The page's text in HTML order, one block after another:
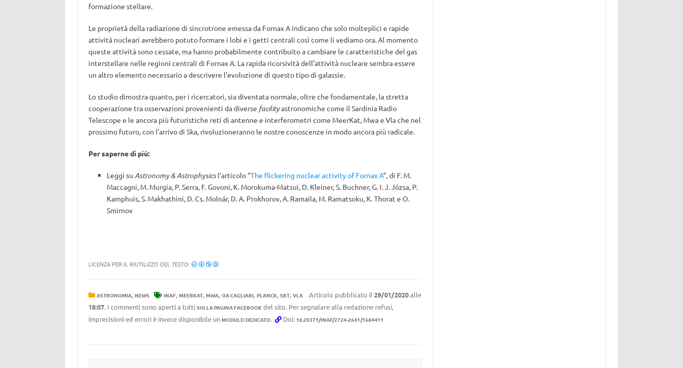
formazione stellare.
Le proprietà della radiazione di sincrotrone emessa da Fornax A indicano che solo molteplici e rapide
attività nucleari avrebbero potuto formare i lobi e i getti centrali così come li vediamo ora. Al momento
queste attività sono cessate, ma hanno probabilmente contribuito a cambiare le caratteristiche del gas
interstellare nelle regioni centrali di Fornax A. La rapida ricorsività dell’attività nucleare sembra essere
un altro elemento necessario a descrivere l’evoluzione di questo tipo di galassie.
Lo studio dimostra quanto, per i ricercatori, sia diventata normale, oltre che fondamentale, la stretta
cooperazione tra osservazioni provenienti da diverse facilityastronomiche come il Sardinia Radio
Telescope e le ancora più futuristiche reti di antenne e interferometri come MeerKat, Mwa e Vla che nel
prossimo futuro, con l’arrivo di Ska, rivoluzioneranno le nostre conoscenze in modo ancora più radicale.
Per saperne di più:
Leggi su Astronomy & Astrophysicsl’articolo “The flickering nuclear activity of Fornax A”, di F. M.
Maccagni, M. Murgia, P. Serra, F. Govoni, K. Morokuma-Matsui, D. Kleiner, S. Buchner, G. I. J. Józsa, P.
Kamphuis, S. Makhathini, D. Cs. Molnár, D. A. Prokhorov, A. Ramaila, M. Ramatsoku, K. Thorat e O.
Smirnov
LICENZA PER IL RIUTILIZZO DEL TESTO:
ASTRONOMIA, NEWS INAF, MEERKAT, MWA, OA CAGLIARI, PLANCK, SRT, VLA Articolo pubblicato il 29/01/2020alle
18:07. I commenti sono aperti a tutti SULLA PAGINA FACEBOOKdel sito. Per segnalare alla redazione refusi,
imprecisioni ed errori è invece disponibile un MODULO DEDICATO. Doi: 10.20371/INAF/2724-2641/1684411